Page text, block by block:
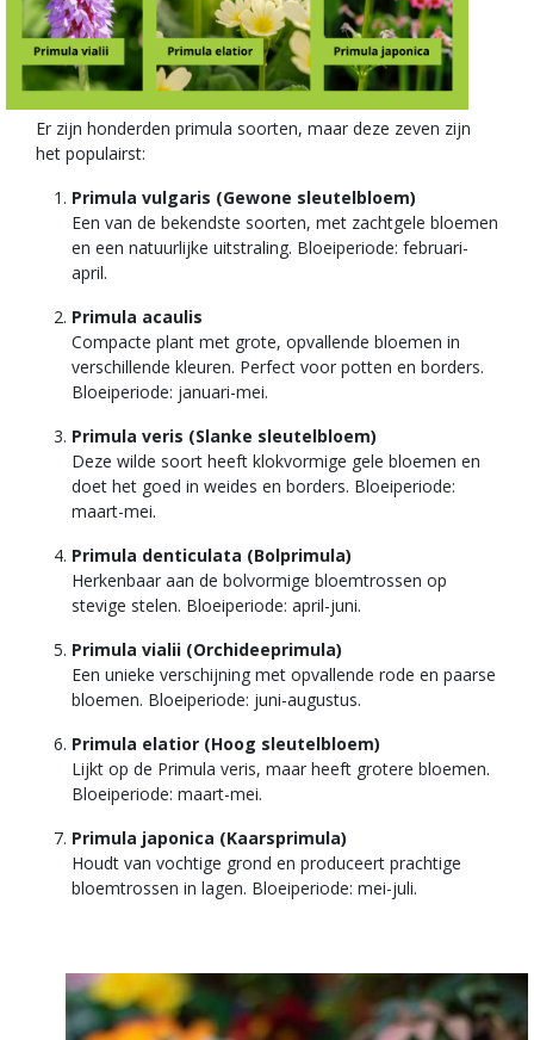
Er zijn honderden primula soorten, maar deze zeven zijn
het populairst:
Primula vulgaris (Gewone sleutelbloem)
Een van de bekendste soorten, met zachtgele bloemen
en een natuurlijke uitstraling. Bloeiperiode: februari-
april.
Primula acaulis
Compacte plant met grote, opvallende bloemen in
verschillende kleuren. Perfect voor potten en borders.
Bloeiperiode: januari-mei.
Primula veris (Slanke sleutelbloem)
Deze wilde soort heeft klokvormige gele bloemen en
doet het goed in weides en borders. Bloeiperiode:
maart-mei.
Primula denticulata (Bolprimula)
Herkenbaar aan de bolvormige bloemtrossen op
stevige stelen. Bloeiperiode: april-juni.
Primula vialii (Orchideeprimula)
Een unieke verschijning met opvallende rode en paarse
bloemen. Bloeiperiode: juni-augustus.
Primula elatior (Hoog sleutelbloem)
Lijkt op de Primula veris, maar heeft grotere bloemen.
Bloeiperiode: maart-mei.
Primula japonica (Kaarsprimula)
Houdt van vochtige grond en produceert prachtige
bloemtrossen in lagen. Bloeiperiode: mei-juli.